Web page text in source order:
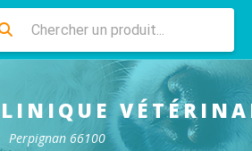
Perpignan 66100